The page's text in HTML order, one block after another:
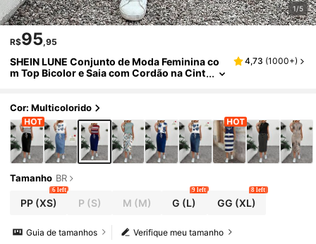
1/5
R$95,95
SHEIN LUNE Conjunto de Moda Feminina co
m Top Bicolor e Saia com Cordão na Cint
4,73 (1000+)
Cor: Multicolorido
Tamanho BR
PP(XS)
6 left
P (S) M (M) G (L)
9 left
GG (XL)
8 left
Verifique meu tamanho
Guia de tamanhos